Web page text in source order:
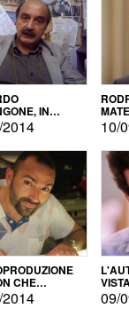
IN
IL 10/
CHE
GLI USA 09/